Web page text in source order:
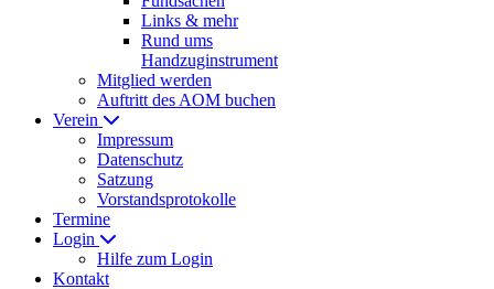
Links & mehr
Rund ums
Handzuginstrument
Mitglied werden
Auftritt des AOM buchen
Verein
Impressum
Datenschutz
Satzung
Vorstandsprotokolle
Termine
Login
Hilfe zum Login
Kontakt